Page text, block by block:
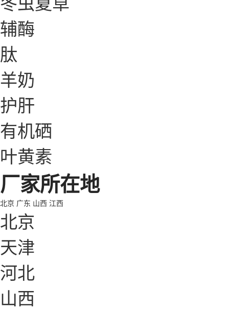
辅酶
肽
羊奶
护肝
有机硒
叶黄素
厂家所在地
北京 广东 山西 江西
北京
天津
河北
山西